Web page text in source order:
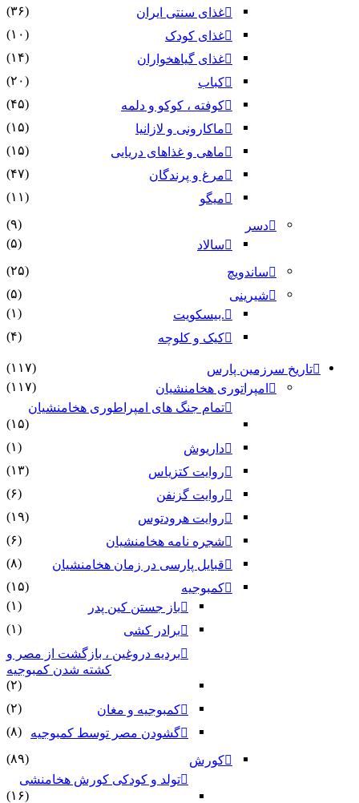
غذای سنتی ایران
(۳۶)
غذای کودک
(۱۰)
غذای گیاهخواران
(۱۴)
کباب
(۲۰)
کوفته ، کوکو و دلمه
(۴۵)
ماکارونی و لازانیا
(۱۵)
ماهی و غذاهای دریایی
(۱۵)
مرغ و پرندگان
(۴۷)
میگو
(۱۱)
دسر
(۹)
سالاد
(۵)
ساندویچ
(۲۵)
شیرینی
(۵)
.بیسکویت
(۱)
کیک و کلوچه
(۴)
تاریخ سرزمین پارس
(۱۱۷)
امپراتوری هخامنشیان
(۱۱۷)
تمام جنگ های امپراطوری هخامنشیان
(۱۵)
داریوش
(۱)
روایت کتزیاس
(۱۳)
روایت گزنفن
(۶)
روایت هرودتوس
(۱۹)
شجره نامه هخامنشیان
(۶)
قبایل پارسی در زمان هخامنشیان
(۸)
کمبوجیه
(۱۵)
باز جستن کین پدر
(۱)
برادر کشی
(۱)
بردیه دروغین ، بازگشت از مصر و
کشته شدن کمبوجیه
(۲)
کمبوجیه و مغان
(۲)
گشودن مصر توسط کمبوجیه
(۸)
کورش
(۸۹)
تولد و کودکی کورش هخامنشی
(۱۶)